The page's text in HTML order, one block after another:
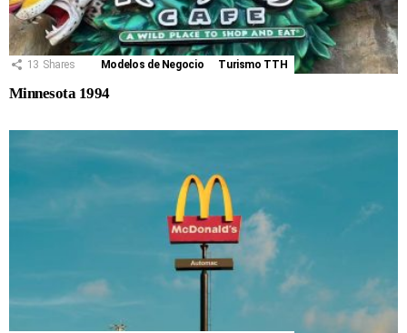
13 Shares Modelos de Negocio Turismo TTH
Minnesota 1994